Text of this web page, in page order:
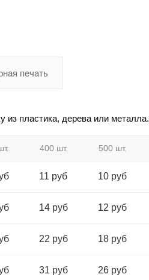
печать
из пластика, дерева или металла.
400 шт. 500 шт.
11 руб 10 руб
14 руб 12 руб
22 руб 18 руб
31 руб 26 руб